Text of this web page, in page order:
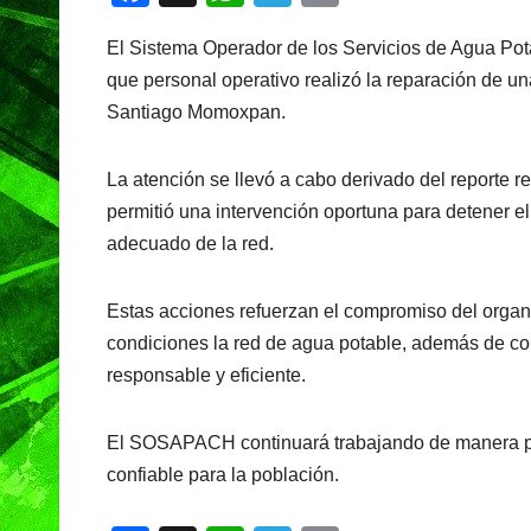
c
e
o
o
k
at
s
p
p
e
m
t
El Sistema Operador de los Servicios de Agua
que personal operativo realizó la reparación de
Santiago Momoxpan.
La atención se llevó a cabo derivado del reporte
permitió una intervención oportuna para detener
adecuado de la red.
Estas acciones refuerzan el compromiso del
condiciones la red de agua potable, además de
responsable y eficiente.
El SOSAPACH continuará trabajando de
confiable para la población.